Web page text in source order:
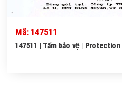
Mã: 147511
147511 | Tấm bảo vệ | Protection